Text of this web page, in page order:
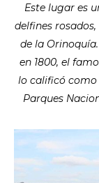
Este lugar es
delfines
de la
en 1800, el
lo calificó como
Parques